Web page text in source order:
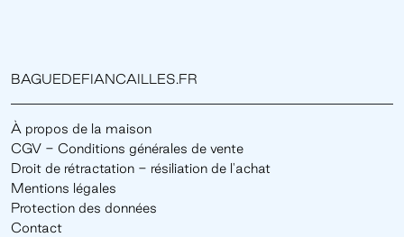
BAGUEDEFIANCAILLES.FR
À propos de la maison
CGV - Conditions générales de vente
Droit de rétractation - résiliation de l'achat
Mentions légales
Protection des données
Contact